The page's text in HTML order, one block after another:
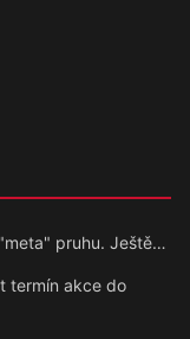
pruhu. Ještě…
termín akce do